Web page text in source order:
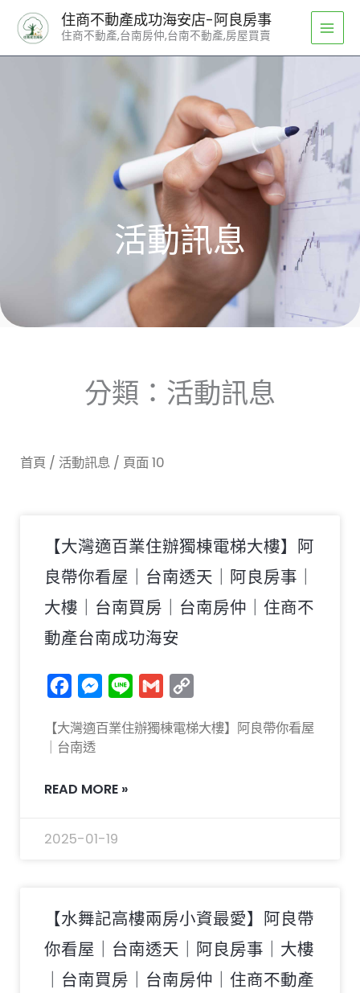
住商不動產成功海安店-阿良房事
住商不動產,台南房仲,台南不動產,房屋買賣
活動訊息
分類：活動訊息
首頁 / 活動訊息 / 頁面 10
【大灣適百業住辦獨棟電梯大樓】阿
良帶你看屋｜台南透天｜阿良房事｜
大樓｜台南買房｜台南房仲｜住商不
動產台南成功海安
FacebookMessenger
Line Gmail
【大灣適百業住辦獨棟電梯大樓】阿良帶你看屋
｜台南透
READ MORE »
2025-01-19
【水舞記高樓兩房小資最愛】阿良帶
你看屋｜台南透天｜阿良房事｜大樓
｜台南買房｜台南房仲｜住商不動產
面 面 面 面 面 面 面 面 面 面
面
面
面
面